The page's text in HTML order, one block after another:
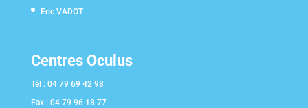
Eric VADOT
Centres Oculus
Tél : 04 79 69 42 98
Fax : 04 79 96 18 77